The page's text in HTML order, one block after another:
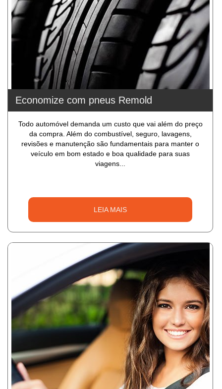
Economize com pneus Remold
Todo automóvel demanda um custo que vai além do preço
da compra. Além do combustível, seguro, lavagens,
revisões e manutenção são fundamentais para manter o
veículo em bom estado e boa qualidade para suas
viagens...
LEIA MAIS